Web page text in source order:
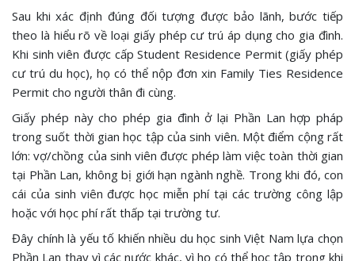
Sau khi xác định đúng đối tượng được bảo lãnh, bước tiếp
theo là hiểu rõ về loại giấy phép cư trú áp dụng cho gia đình.
Khi sinh viên được cấp Student Residence Permit (giấy phép
cư trú du học), họ có thể nộp đơn xin Family Ties Residence
Permit cho người thân đi cùng.
Giấy phép này cho phép gia đình ở lại Phần Lan hợp pháp
trong suốt thời gian học tập của sinh viên. Một điểm cộng rất
lớn: vợ/chồng của sinh viên được phép làm việc toàn thời gian
tại Phần Lan, không bị giới hạn ngành nghề. Trong khi đó, con
cái của sinh viên được học miễn phí tại các trường công lập
hoặc với học phí rất thấp tại trường tư.
Đây chính là yếu tố khiến nhiều du học sinh Việt Nam lựa chọn
Phần Lan thay vì các nước khác, vì họ có thể học tập trong khi